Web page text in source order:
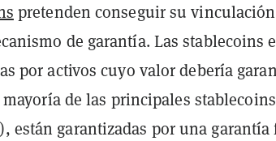
pretenden conseguir su vinculación
de garantía. Las stablecoins
por activos cuyo valor debería
de las principales
están garantizadas por una garantía